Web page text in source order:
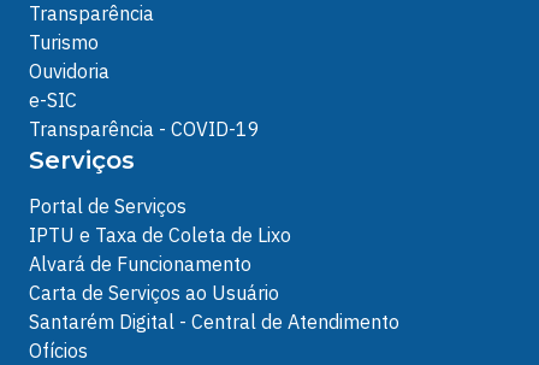
Transparência
Turismo
Ouvidoria
e-SIC
Transparência - COVID-19
Serviços
Portal de Serviços
IPTU e Taxa de Coleta de Lixo
Alvará de Funcionamento
Carta de Serviços ao Usuário
Santarém Digital - Central de Atendimento
Ofícios